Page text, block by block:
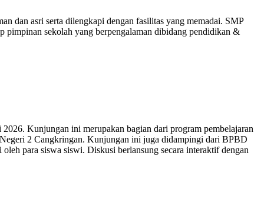
dan asri serta dilengkapi dengan fasilitas yang memadai. SMP
pimpinan sekolah yang berpengalaman dibidang pendidikan &
Kunjungan ini merupakan bagian dari program pembelajaran
2 Cangkringan. Kunjungan ini juga didampingi dari BPBD
para siswa siswi. Diskusi berlansung secara interaktif dengan